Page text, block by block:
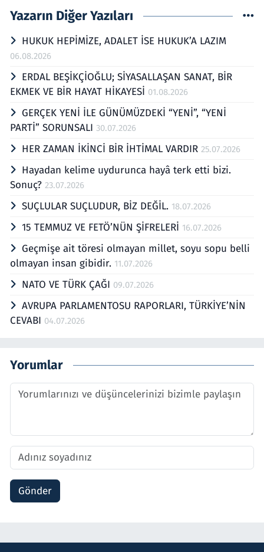
Yazarın Diğer Yazıları
HUKUK HEPİMİZE, ADALET İSE HUKUK’A LAZIM
06.08.2026
ERDAL BEŞİKÇİOĞLU; SİYASALLAŞAN SANAT, BİR
EKMEK VE BİR HAYAT HİKAYESİ 01.08.2026
GERÇEK YENİ İLE GÜNÜMÜZDEKİ “YENİ”, “YENİ
PARTİ” SORUNSALI 30.07.2026
HER ZAMAN İKİNCİ BİR İHTİMAL VARDIR 25.07.2026
Hayadan kelime uydurunca hayâ terk etti bizi.
Sonuç? 23.07.2026
SUÇLULAR SUÇLUDUR, BİZ DEĞİL. 18.07.2026
15 TEMMUZ VE FETÖ’NÜN ŞİFRELERİ 16.07.2026
Geçmişe ait töresi olmayan millet, soyu sopu belli
olmayan insan gibidir. 11.07.2026
NATO VE TÜRK ÇAĞI 09.07.2026
AVRUPA PARLAMENTOSU RAPORLARI, TÜRKİYE’NİN
CEVABI 04.07.2026
Yorumlar
Gönder